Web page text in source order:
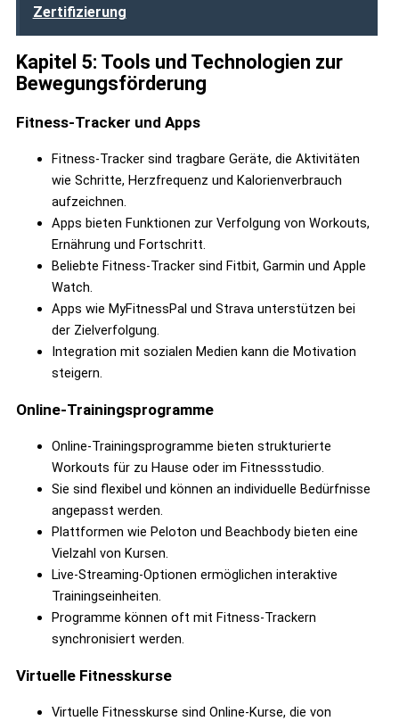
Zertifizierung
Kapitel 5: Tools und Technologien zur
Bewegungsförderung
Fitness-Tracker und Apps
Fitness-Tracker sind tragbare Geräte, die Aktivitäten
wie Schritte, Herzfrequenz und Kalorienverbrauch
aufzeichnen.
Apps bieten Funktionen zur Verfolgung von Workouts,
Ernährung und Fortschritt.
Beliebte Fitness-Tracker sind Fitbit, Garmin und Apple
Watch.
Apps wie MyFitnessPal und Strava unterstützen bei
der Zielverfolgung.
Integration mit sozialen Medien kann die Motivation
steigern.
Online-Trainingsprogramme
Online-Trainingsprogramme bieten strukturierte
Workouts für zu Hause oder im Fitnessstudio.
Sie sind flexibel und können an individuelle Bedürfnisse
angepasst werden.
Plattformen wie Peloton und Beachbody bieten eine
Vielzahl von Kursen.
Live-Streaming-Optionen ermöglichen interaktive
Trainingseinheiten.
Programme können oft mit Fitness-Trackern
synchronisiert werden.
Virtuelle Fitnesskurse
Virtuelle Fitnesskurse sind Online-Kurse, die von